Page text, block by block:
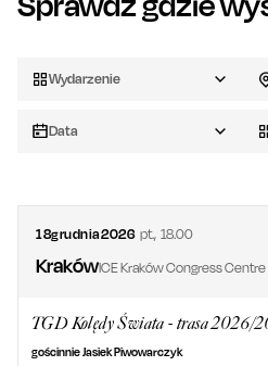
Wydarzenie
Data
18grudnia2026 pt.,18.00
KrakówICE Kraków Congress Centre
TGD Kolędy Świata - trasa 2026/
gościnnie Jasiek Piwowarczyk